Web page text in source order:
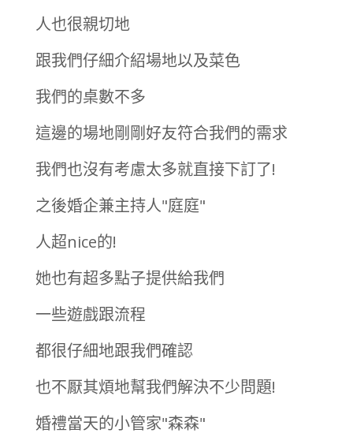
人也很親切地
跟我們仔細介紹場地以及菜色
我們的桌數不多
這邊的場地剛剛好友符合我們的需求
我們也沒有考慮太多就直接下訂了!
之後婚企兼主持人"庭庭"
人超nice的!
她也有超多點子提供給我們
一些遊戲跟流程
都很仔細地跟我們確認
也不厭其煩地幫我們解決不少問題!
婚禮當天的小管家"森森"